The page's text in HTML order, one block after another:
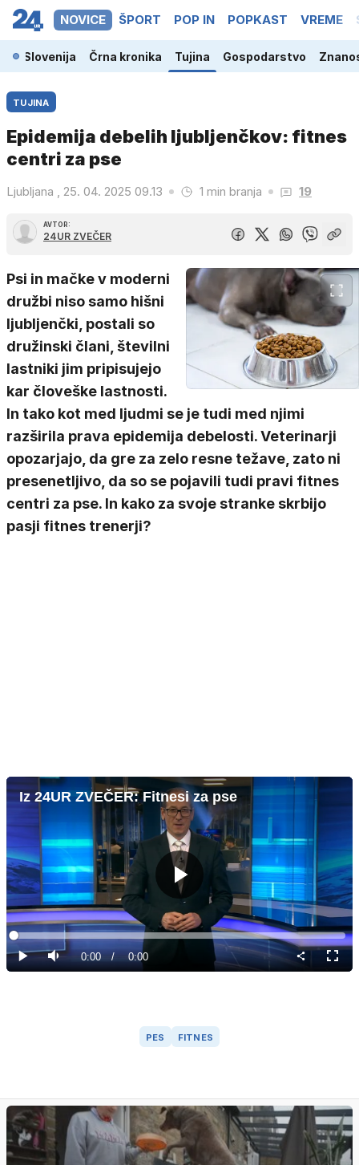
NOVICE ŠPORT POP IN POPKAST VREME
Slovenija Črna kronika Tujina Gospodarstvo
TUJINA
Epidemija debelih ljubljenčkov: fitnes
centri za pse
Ljubljana , 25. 04. 2025 09.13 1 min branja 19
AVTOR:
24UR ZVEČER
Psi in mačke v moderni
družbi niso samo hišni
ljubljenčki, postali so
družinski člani, številni
lastniki jim pripisujejo
kar človeške lastnosti.
In tako kot med ljudmi se je tudi med njimi
razširila prava epidemija debelosti. Veterinarji
opozarjajo, da gre za zelo resne težave, zato ni
presenetljivo, da so se pojavili tudi pravi fitnes
centri za pse. In kako za svoje stranke skrbijo
pasji fitnes trenerji?
Iz 24UR ZVEČER: Fitnesi za pse
Predvajaj
Predvajaj
Tiho Current
0:00 / Duration
0:00
Loaded:
0%
način
PES FITNES